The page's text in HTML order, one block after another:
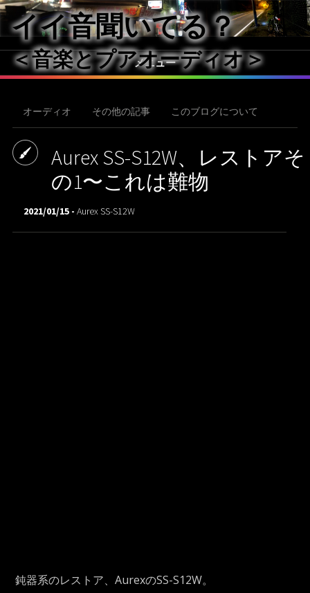
イイ音聞いてる？
＜音楽とプアオーディオ＞
メニュー
オーディオ その他の記事 このブログについて
Aurex SS-S12W、レストアそ
の1〜これは難物
2021/01/15 -Aurex SS-S12W
鈍器系のレストア、AurexのSS-S12W。